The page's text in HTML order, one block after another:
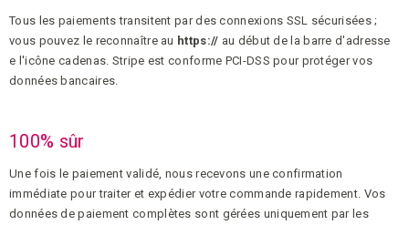
Tous les paiements transitent par des connexions SSL sécurisées ;
vous pouvez le reconnaître au https:// au début de la barre d'adresse
e l'icône cadenas. Stripe est conforme PCI-DSS pour protéger vos
données bancaires.
100% sûr
Une fois le paiement validé, nous recevons une confirmation
immédiate pour traiter et expédier votre commande rapidement. Vos
données de paiement complètes sont gérées uniquement par les